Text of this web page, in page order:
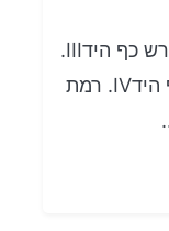
II. צורות של קעקועים קטנים בשורש כף הידIII.
מיקום קעקועים קטנים בשורש כף הידIV. רמת